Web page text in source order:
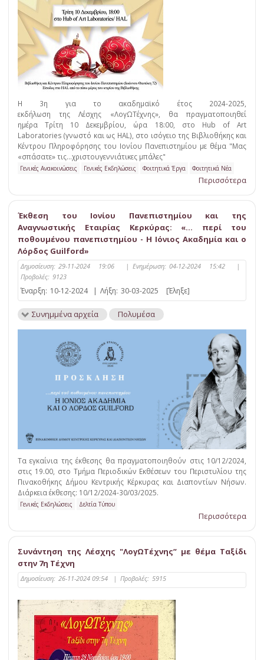
Η 3η για το ακαδημαϊκό έτος 2024-2025,
εκδήλωση της Λέσχης «ΛογΩΤέχνης», θα πραγματοποιηθεί
ημέρα Τρίτη 10 Δεκεμβρίου, ώρα 18:00, στο Hub of Art
Laboratories (γνωστό και ως HAL), στο ισόγειο της Βιβλιοθήκης και
Κέντρου Πληροφόρησης του Ιονίου Πανεπιστημίου με θέμα "Μας
«σπάσατε» τις…χριστουγεννιάτικες μπάλες"
Γενικές Ανακοινώσεις Γενικές Εκδηλώσεις Φοιτητικά Έργα Φοιτητικά Νέα
Περισσότερα
Έκθεση του Ιονίου Πανεπιστημίου και της
Αναγνωστικής Εταιρίας Κερκύρας: «… περί του
ποθουμένου πανεπιστημίου - Η Ιόνιος Ακαδημία και ο
Λόρδος Guilford»
Δημοσίευση: 29-11-2024 19:06 | Ενημέρωση: 04-12-2024 15:42
|
Προβολές: 9123
Έναρξη: 10-12-2024 | Λήξη: 30-03-2025 [Έληξε]
Συνημμένα αρχεία Πολυμέσα
Τα εγκαίνια της έκθεσης θα πραγματοποιηθούν στις 10/12/2024,
στις 19.00, στο Τμήμα Περιοδικών Εκθέσεων του Περιστυλίου της
Πινακοθήκης Δήμου Κεντρικής Κέρκυρας και Διαποντίων Νήσων.
Διάρκεια έκθεσης: 10/12/2024-30/03/2025.
Γενικές Εκδηλώσεις Δελτία Τύπου
Περισσότερα
Συνάντηση της Λέσχης "ΛογΩΤέχνης” με θέμα Ταξίδι
στην 7η Τέχνη
Δημοσίευση: 26-11-2024 09:54 | Προβολές: 5915